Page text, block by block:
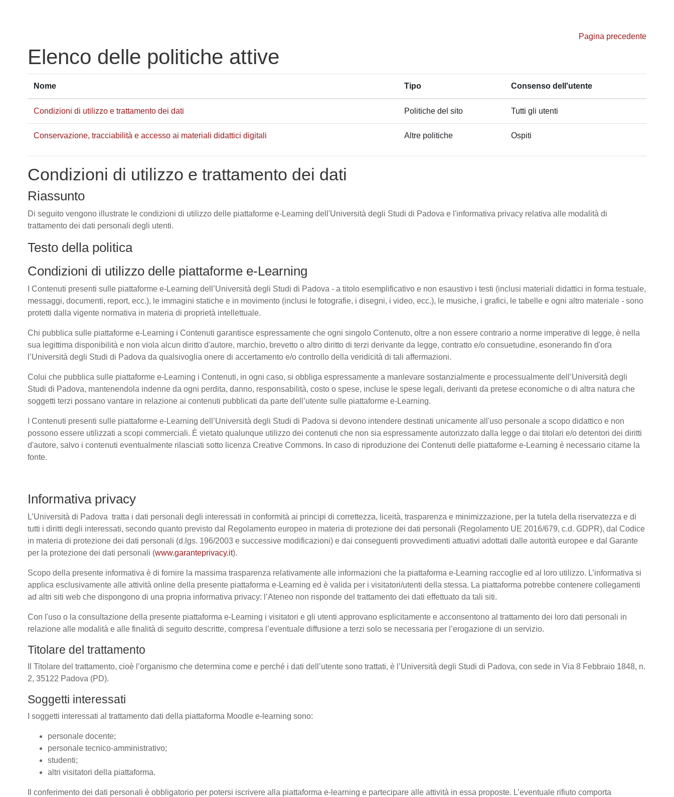
Pagina precedente
Elenco delle politiche attive
Nome Tipo Consenso dell'utente
Condizioni di utilizzo e trattamento dei dati Politiche del sito Tutti gli utenti
Conservazione, tracciabilità e accesso ai materiali didattici digitali Altre politiche Ospiti
Condizioni di utilizzo e trattamento dei dati
Riassunto
Di seguito vengono illustrate le condizioni di utilizzo delle piattaforme e-Learning dell'Università degli Studi di Padova e l'informativa privacy relativa alle modalità di
trattamento dei dati personali degli utenti.
Testo della politica
Condizioni di utilizzo delle piattaforme e-Learning
I Contenuti presenti sulle piattaforme e-Learning dell’Università degli Studi di Padova - a titolo esemplificativo e non esaustivo i testi (inclusi materiali didattici in forma testuale,
messaggi, documenti, report, ecc.), le immagini statiche e in movimento (inclusi le fotografie, i disegni, i video, ecc.), le musiche, i grafici, le tabelle e ogni altro materiale - sono
protetti dalla vigente normativa in materia di proprietà intellettuale.
Chi pubblica sulle piattaforme e-Learning i Contenuti garantisce espressamente che ogni singolo Contenuto, oltre a non essere contrario a norme imperative di legge, è nella
sua legittima disponibilità e non viola alcun diritto d'autore, marchio, brevetto o altro diritto di terzi derivante da legge, contratto e/o consuetudine, esonerando fin d'ora
l’Università degli Studi di Padova da qualsivoglia onere di accertamento e/o controllo della veridicità di tali affermazioni.
Colui che pubblica sulle piattaforme e-Learning i Contenuti, in ogni caso, si obbliga espressamente a manlevare sostanzialmente e processualmente dell’Università degli
Studi di Padova, mantenendola indenne da ogni perdita, danno, responsabilità, costo o spese, incluse le spese legali, derivanti da pretese economiche o di altra natura che
soggetti terzi possano vantare in relazione ai contenuti pubblicati da parte dell’utente sulle piattaforme e-Learning.
I Contenuti presenti sulle piattaforme e-Learning dell’Università degli Studi di Padova si devono intendere destinati unicamente all'uso personale a scopo didattico e non
possono essere utilizzati a scopi commerciali. È vietato qualunque utilizzo dei contenuti che non sia espressamente autorizzato dalla legge o dai titolari e/o detentori dei diritti
d'autore, salvo i contenuti eventualmente rilasciati sotto licenza Creative Commons. In caso di riproduzione dei Contenuti delle piattaforme e-Learning è necessario citarne la
fonte.
Informativa privacy
L’Università di Padova tratta i dati personali degli interessati in conformità ai principi di correttezza, liceità, trasparenza e minimizzazione, per la tutela della riservatezza e di
tutti i diritti degli interessati, secondo quanto previsto dal Regolamento europeo in materia di protezione dei dati personali (Regolamento UE 2016/679, c.d. GDPR), dal Codice
in materia di protezione dei dati personali (d.lgs. 196/2003 e successive modificazioni) e dai conseguenti provvedimenti attuativi adottati dalle autorità europee e dal Garante
per la protezione dei dati personali (www.garanteprivacy.it).
Scopo della presente informativa è di fornire la massima trasparenza relativamente alle informazioni che la piattaforma e-Learning raccoglie ed al loro utilizzo. L’informativa si
applica esclusivamente alle attività online della presente piattaforma e-Learning ed è valida per i visitatori/utenti della stessa. La piattaforma potrebbe contenere collegamenti
ad altri siti web che dispongono di una propria informativa privacy: l’Ateneo non risponde del trattamento dei dati effettuato da tali siti.
Con l'uso o la consultazione della presente piattaforma e-Learning i visitatori e gli utenti approvano esplicitamente e acconsentono al trattamento dei loro dati personali in
relazione alle modalità e alle finalità di seguito descritte, compresa l’eventuale diffusione a terzi solo se necessaria per l’erogazione di un servizio.
Titolare del trattamento
Il Titolare del trattamento, cioè l’organismo che determina come e perché i dati dell’utente sono trattati, è l’Università degli Studi di Padova, con sede in Via 8 Febbraio 1848, n.
2, 35122 Padova (PD).
Soggetti interessati
I soggetti interessati al trattamento dati della piattaforma Moodle e-learning sono:
personale docente;
personale tecnico-amministrativo;
studenti;
altri visitatori della piattaforma.
Il conferimento dei dati personali è obbligatorio per potersi iscrivere alla piattaforma e-learning e partecipare alle attività in essa proposte. L’eventuale rifiuto comporta